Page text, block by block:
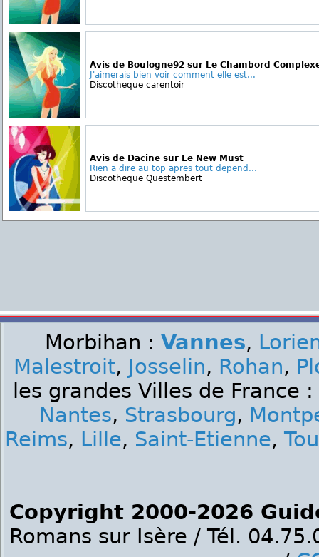
Avis de Boulogne92 sur Le Chambord
J'aimerais bien voir comment elle est...
Discotheque carentoir
Avis de Dacine sur Le New Must
Rien a dire au top apres tout depend...
Discotheque Questembert
Morbihan : Vannes,
Malestroit, Josselin, Rohan,
les grandes Villes de France :
Nantes, Strasbourg,
Reims, Lille, Saint-Etienne,
Copyright 2000-2026
Romans sur Isère / Tél.